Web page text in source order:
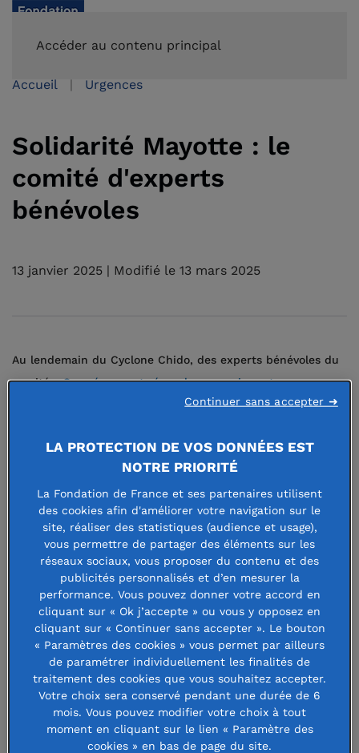
Accéder au contenu principal
Accueil Urgences
Solidarité Mayotte : le
comité d'experts
bénévoles
13 janvier 2025 | Modifié le 13 mars 2025
Au lendemain du Cyclone Chido, des experts bénévoles du
comité «Se préparer et répondre aux crises et aux
» ont été mobilisés en urgence pour examiner
provenance d’associations locales et nationales. Uncomité
« Solidarité Mayotte »a été constitué dans les jours
suivants et se réunit au moins une fois par semaine pour
décider des actions à soutenir en fonction de l'évolution
des besoins.
PRÉSIDENT
Dominique Boyer
Ancien inspecteur de l’Éducation nationale à Saint-Martin
MEMBRES
Jacques Desproges
Ingénieur forestier, fondateur du bureau d’études Terra,
LA PROTECTION DE VOS DONNÉES EST
NOTRE PRIORITÉ
La Fondation de France et ses partenaires utilisent
des cookies afin d'améliorer votre navigation sur le
site, réaliser des statistiques (audience et usage),
vous permettre de partager des éléments sur les
réseaux sociaux, vous proposer du contenu et des
publicités personnalisés et d’en mesurer la
performance. Vous pouvez donner votre accord en
cliquant sur « Ok j’accepte » ou vous y opposez en
cliquant sur « Continuer sans accepter ». Le bouton
« Paramètres des cookies » vous permet par ailleurs
de paramétrer individuellement les finalités de
traitement des cookies que vous souhaitez accepter.
Votre choix sera conservé pendant une durée de 6
mois. Vous pouvez modifier votre choix à tout
moment en cliquant sur le lien « Paramètre des
cookies » en bas de page du site.
Continuer sans accepter ➜